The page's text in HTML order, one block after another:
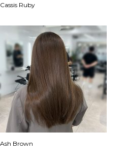
Cassis Ruby
Ash Brown